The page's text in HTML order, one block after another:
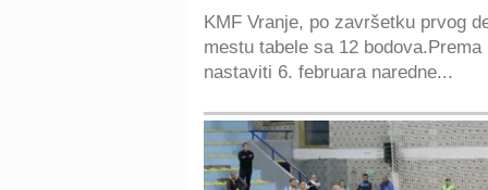
KMF Vranje, po završetku prvog
mestu tabele sa 12
nastaviti 6. februara naredne...